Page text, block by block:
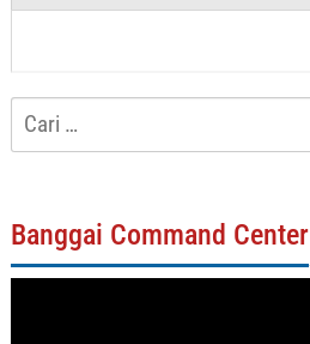
Cari
untuk:
Banggai Command Center